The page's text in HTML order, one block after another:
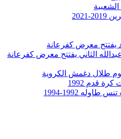
الشعبية
يفتتح معرض كفرعانة
الثاني يفتتح معرض كفرعانة
طلال دغمش الكروية
قدم 1992
1992-1994